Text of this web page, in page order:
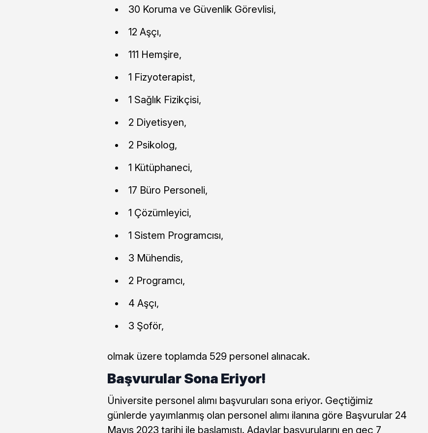
30 Koruma ve Güvenlik Görevlisi,
12 Aşçı,
111 Hemşire,
1 Fizyoterapist,
1 Sağlık Fizikçisi,
2 Diyetisyen,
2 Psikolog,
1 Kütüphaneci,
17 Büro Personeli,
1 Çözümleyici,
1 Sistem Programcısı,
3 Mühendis,
2 Programcı,
4 Aşçı,
3 Şoför,
olmak üzere toplamda 529 personel alınacak.
Başvurular Sona Eriyor!
Üniversite personel alımı başvuruları sona eriyor. Geçtiğimiz
günlerde yayımlanmış olan personel alımı ilanına göre Başvurular 24
Mayıs 2023 tarihi ile başlamıştı. Adaylar başvurularını en geç 7